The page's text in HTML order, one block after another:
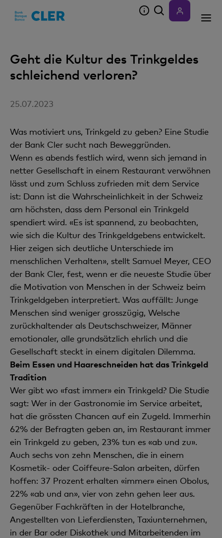
Geht die Kultur des Trinkgeldes
schleichend verloren?
25.07.2023
Was motiviert uns, Trinkgeld zu geben? Eine Studie
der Bank Cler sucht nach Beweggründen.
Wenn es abends festlich wird, wenn sich jemand in
netter Gesellschaft in einem Restaurant verwöhnen
lässt und zum Schluss zufrieden mit dem Service
ist: Dann ist die Wahrscheinlichkeit in der Schweiz
am höchsten, dass dem Personal ein Trinkgeld
spendiert wird. «Es ist spannend, zu beobachten,
wie sich die Kultur des Trinkgeldgebens entwickelt.
Hier zeigen sich deutliche Unterschiede im
menschlichen Verhalten», stellt Samuel Meyer, CEO
der Bank Cler, fest, wenn er die neueste Studie über
die Motivation von Menschen in der Schweiz beim
Trinkgeldgeben interpretiert. Was auffällt: Junge
Menschen sind weniger grosszügig, Welsche
zurückhaltender als Deutschschweizer, Männer
emotionaler, alle grundsätzlich ehrlich und die
Gesellschaft steckt in einem digitalen Dilemma.
Beim Essen und Haareschneiden hat das Trinkgeld
Tradition
Wer gibt wo «fast immer» ein Trinkgeld? Die Studie
sagt: Wer in der Gastronomie im Service arbeitet,
hat die grössten Chancen auf ein Zugeld. Immerhin
62% der Befragten geben an, im Restaurant immer
ein Trinkgeld zu geben, 23% tun es «ab und zu».
Auch sechs von zehn Menschen, die in einem
Kosmetik- oder Coiffeure-Salon arbeiten, dürfen
hoffen: 37 Prozent erhalten «immer» einen Obolus,
22% «ab und an», vier von zehn gehen leer aus.
Gegenüber Fachkräften in der Hotelbranche,
Angestellten von Lieferdiensten, Taxiunternehmen,
in der Bar oder Diskothek und Mitarbeitenden im